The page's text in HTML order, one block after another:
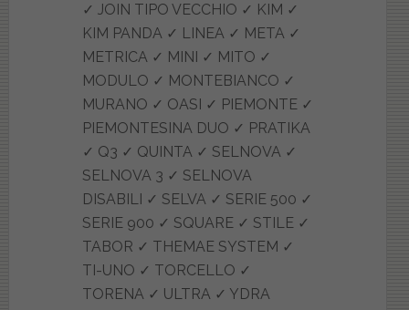
✓ JOIN TIPO VECCHIO ✓ KIM ✓
KIM PANDA ✓ LINEA ✓ META ✓
METRICA ✓ MINI ✓ MITO ✓
MODULO ✓ MONTEBIANCO ✓
MURANO ✓ OASI ✓ PIEMONTE ✓
PIEMONTESINA DUO ✓ PRATIKA
✓ Q3 ✓ QUINTA ✓ SELNOVA ✓
SELNOVA 3 ✓ SELNOVA
DISABILI ✓ SELVA ✓ SERIE 500 ✓
SERIE 900 ✓ SQUARE ✓ STILE ✓
TABOR ✓ THEMAE SYSTEM ✓
TI-UNO ✓ TORCELLO ✓
TORENA ✓ ULTRA ✓ YDRA